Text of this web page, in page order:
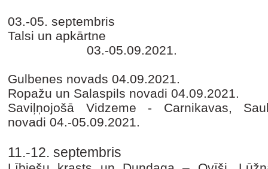
03.-05. septembris
Talsi un
03.-05.09.2021.
Gulbenes novads 04.09.2021.
Ropažu un Salaspils novadi 04.09.2021.
Saviļņojošā Vidzeme - Carnikavas,
novadi 04.-05.09.2021.
11.-12. septembris